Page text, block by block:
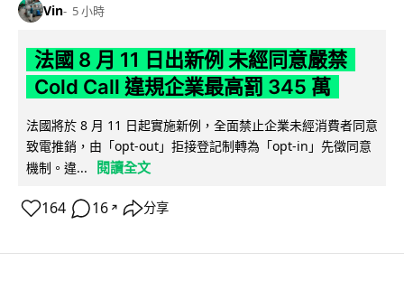
Vin 5 小時
法國 8 月 11 日出新例 未經同意嚴禁
Cold Call 違規企業最高罰 345 萬
法國將於 8 月 11 日起實施新例，全面禁止企業未經消費者同意
致電推銷，由「opt-out」拒接登記制轉為「opt-in」先徵同意
機制。違...
閱讀全文
164 16 ↗ 分享